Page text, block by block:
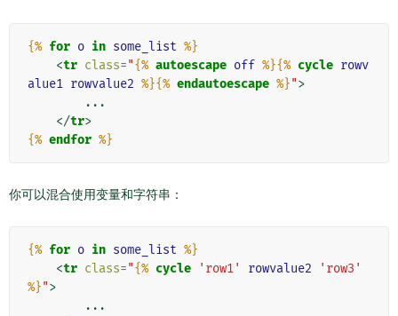
{% for o in some_list %}
<tr class="{% autoescape off %}{% cycle rowv
alue1 rowvalue2 %}{% endautoescape %}">
</tr>
{% endfor %}
你可以混合使用变量和字符串：
{% for o in some_list %}
<tr class="{% cycle 'row1' rowvalue2
'row3'
%}">